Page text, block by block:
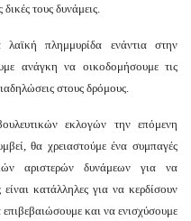
τους δυνάμεις.
λαϊκή πλημμυρίδα ενάντια στην
ανάγκη να οικοδομήσουμε τις
στους δρόμους.
εκλογών την επόμενη
θα χρειαστούμε ένα συμπαγές
αριστερών δυνάμεων για να
κατάλληλες για να κερδίσουν
και να ενισχύσουμε